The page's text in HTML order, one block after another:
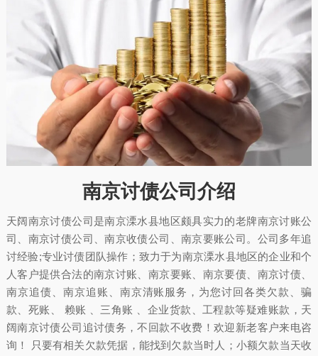
南京讨债公司介绍
天阔南京讨债公司是南京溧水县地区颇具实力的老牌南京讨账公
司、南京讨债公司、南京收债公司、南京要账公司。公司多年追
讨经验;专业讨债团队操作；致力于为南京溧水县地区的企业和个
人客户提供合法的南京讨账、南京要账、南京要债、南京讨债、
南京追债、南京追账、南京清账服务，为您讨回各类欠款、骗
款、死账、 赖账 、三角账 、企业货款、工程款等疑难账款，天
阔南京讨债公司追讨债务，不回款不收费！欢迎新老客户来电咨
询！ 只要有相关欠款凭据，能找到欠款当时人；小额欠款当天收